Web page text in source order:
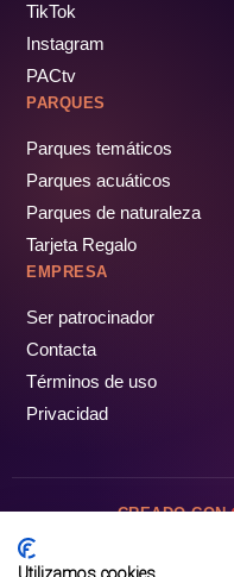
TikTok
Instagram
PACtv
PARQUES
Parques temáticos
Parques acuáticos
Parques de naturaleza
Tarjeta Regalo
EMPRESA
Ser patrocinador
Contacta
Términos de uso
Privacidad
CREADO CON